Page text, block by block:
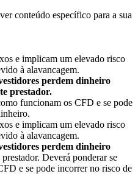
conteúdo específico para a sua
e implicam um elevado risco
à alavancagem.
perdem dinheiro
prestador.
funcionam os CFD e se pode
e implicam um elevado risco
à alavancagem.
perdem dinheiro
Deverá ponderar se
e se pode incorrer no risco de